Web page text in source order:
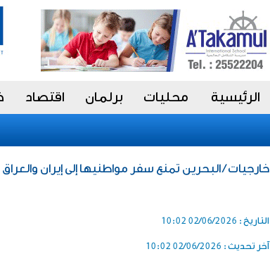
الرئيسية محليات برلمان اقتصاد
خارجيات / البحرين تمنع سفر مواطنيها إلى إيران والعراق
التاريخ : 02/06/2026 10:02
آخر تحديث : 02/06/2026 10:02